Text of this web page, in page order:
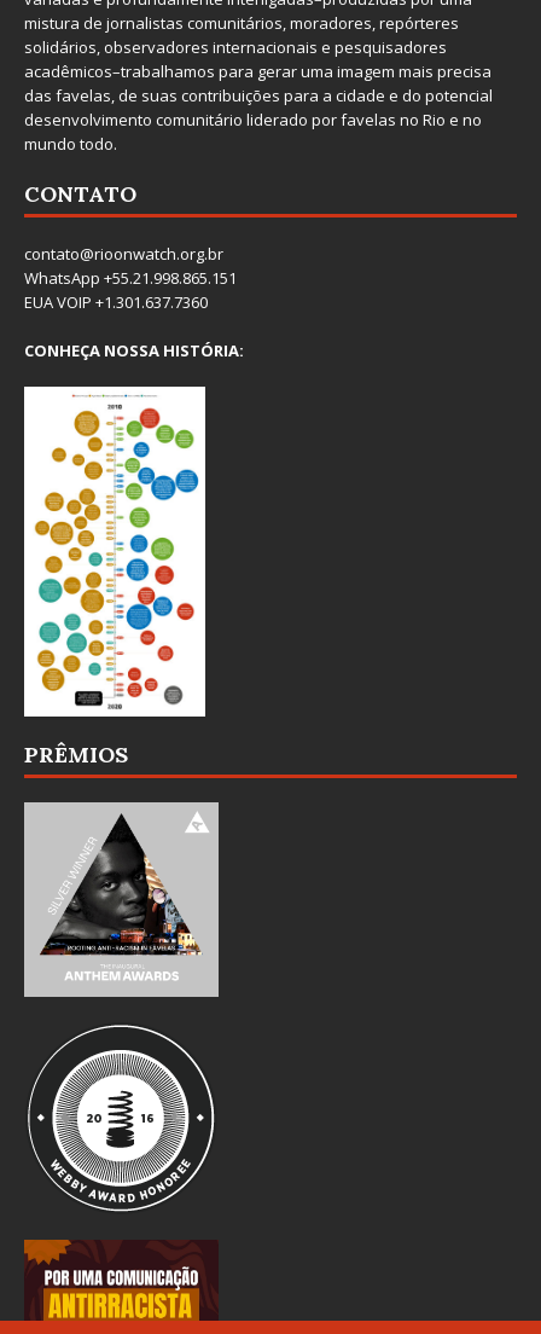
mistura de jornalistas comunitários, moradores, repórteres
solidários, observadores internacionais e pesquisadores
acadêmicos–trabalhamos para gerar uma imagem mais precisa
das favelas, de suas contribuições para a cidade e do potencial
desenvolvimento comunitário liderado por favelas no Rio e no
mundo todo.
CONTATO
contato@rioonwatch.org.br
WhatsApp +55.21.998.865.151
EUA VOIP +1.301.637.7360
CONHEÇA NOSSA HISTÓRIA:
PRÊMIOS